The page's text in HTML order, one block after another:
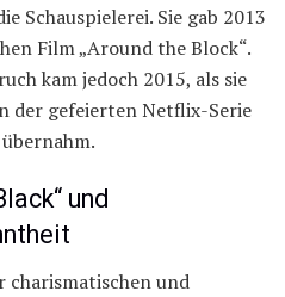
Schauspielerei. Sie gab 2013
Film „Around the Block“.
kam jedoch 2015, als sie
der gefeierten Netflix-Serie
und
charismatischen und